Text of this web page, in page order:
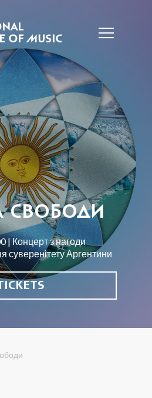
СВОБОДИ
| Концерт з нагоди
суверенітету Аргентини